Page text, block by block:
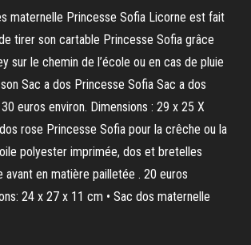
maternelle Princesse Sofia Licorne est fait
tirer son cartable Princesse Sofia grâce
sur le chemin de l’école ou en cas de pluie
Sac a dos Princesse Sofia Sac a dos
euros environ. Dimensions : 29 x 25 X
rose Princesse Sofia pour la crêche ou la
polyester imprimée, dos et bretelles
avant en matière pailletée . 20 euros
24 x 27 x 11 cm • Sac dos maternelle